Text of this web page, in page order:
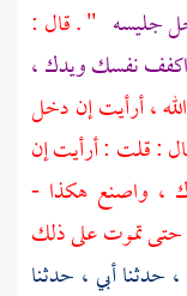
جليسه " . قال :
اكفف نفسك ويدك ،
، أرأيت إن دخل
: قلت : أرأيت إن
، واصنع هكذا -
حتى تموت على ذلك
حدثنا أبي ، حدثنا